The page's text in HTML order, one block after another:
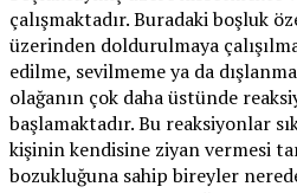
çalışmaktadır. Buradaki boşluk
üzerinden doldurulmaya
edilme, sevilmeme ya da
olağanın çok daha üstünde
başlamaktadır. Bu reaksiyonlar
kişinin kendisine ziyan vermesi
bozukluğuna sahip bireyler